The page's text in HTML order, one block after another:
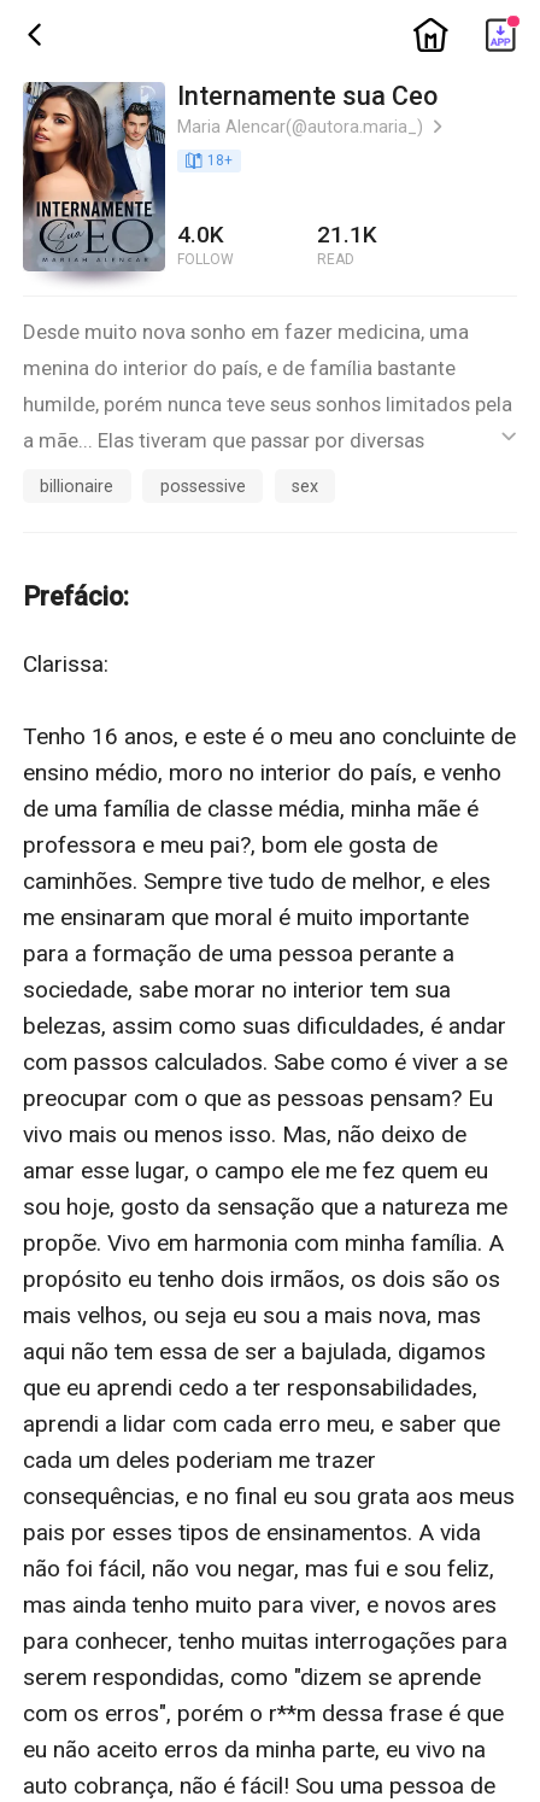
ic_back ic_home
Internamente sua Ceo
Maria Alencar(@autora.maria_) ic_arrow_right
book_age 18+
4.0K
FOLLOW
21.1K
READ
Desde muito nova sonho em fazer medicina, uma
menina do interior do país, e de família bastante
humilde, porém nunca teve seus sonhos limitados pela
a mãe... Elas tiveram que passar por diversas
dificuldades, e várias aprovações, porém sua
Ele nascido em berço de ouro, uma família com
rede de faculdade do país e hospitais, e nuca soube o
pressões do pai.
Iai, como vocês acham que esses dois vai se
resolverem?.
ic_default
billionaire possessive sex
Prefácio:
Clarissa:
Tenho 16 anos, e este é o meu ano concluinte de
ensino médio, moro no interior do país, e venho
de uma família de classe média, minha mãe é
professora e meu pai?, bom ele gosta de
caminhões. Sempre tive tudo de melhor, e eles
me ensinaram que moral é muito importante
para a formação de uma pessoa perante a
sociedade, sabe morar no interior tem sua
belezas, assim como suas dificuldades, é andar
com passos calculados. Sabe como é viver a se
preocupar com o que as pessoas pensam? Eu
vivo mais ou menos isso. Mas, não deixo de
amar esse lugar, o campo ele me fez quem eu
sou hoje, gosto da sensação que a natureza me
propõe. Vivo em harmonia com minha família. A
propósito eu tenho dois irmãos, os dois são os
mais velhos, ou seja eu sou a mais nova, mas
aqui não tem essa de ser a bajulada, digamos
que eu aprendi cedo a ter responsabilidades,
aprendi a lidar com cada erro meu, e saber que
cada um deles poderiam me trazer
consequências, e no final eu sou grata aos meus
pais por esses tipos de ensinamentos. A vida
não foi fácil, não vou negar, mas fui e sou feliz,
mas ainda tenho muito para viver, e novos ares
para conhecer, tenho muitas interrogações para
serem respondidas, como "dizem se aprende
com os erros", porém o r**m dessa frase é que
eu não aceito erros da minha parte, eu vivo na
auto cobrança, não é fácil! Sou uma pessoa de